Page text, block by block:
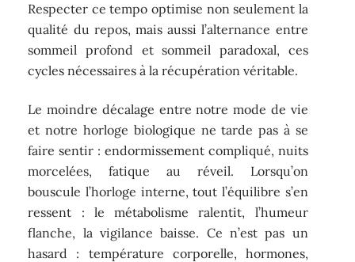
Respecter ce tempo optimise non seulement la
qualité du repos, mais aussi l’alternance entre
sommeil profond et sommeil paradoxal, ces
cycles nécessaires à la récupération véritable.
Le moindre décalage entre notre mode de vie
et notre horloge biologique ne tarde pas à se
faire sentir : endormissement compliqué, nuits
morcelées, fatique au réveil. Lorsqu’on
bouscule l’horloge interne, tout l’équilibre s’en
ressent : le métabolisme ralentit, l’humeur
flanche, la vigilance baisse. Ce n’est pas un
hasard : température corporelle, hormones,